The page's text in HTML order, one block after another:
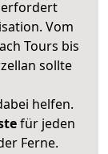
erfordert
Vom
Tours bis
sollte
helfen.
für jeden
Ferne.